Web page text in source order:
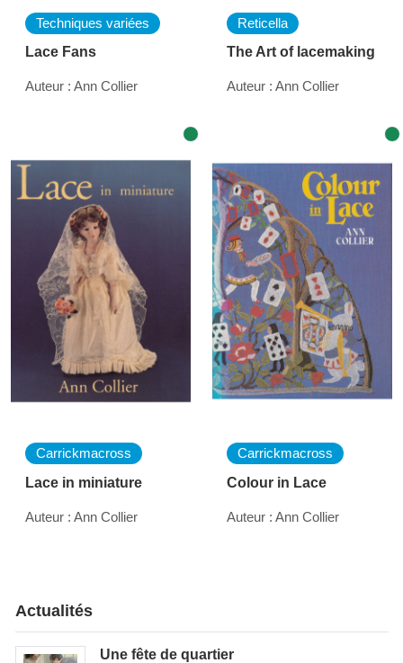
Techniques variées
Lace Fans
Auteur : Ann Collier
Reticella
The Art of lacemaking
Auteur : Ann Collier
Carrickmacross
Lace in miniature
Auteur : Ann Collier
Carrickmacross
Colour in Lace
Auteur : Ann Collier
Actualités
Une fête de quartier